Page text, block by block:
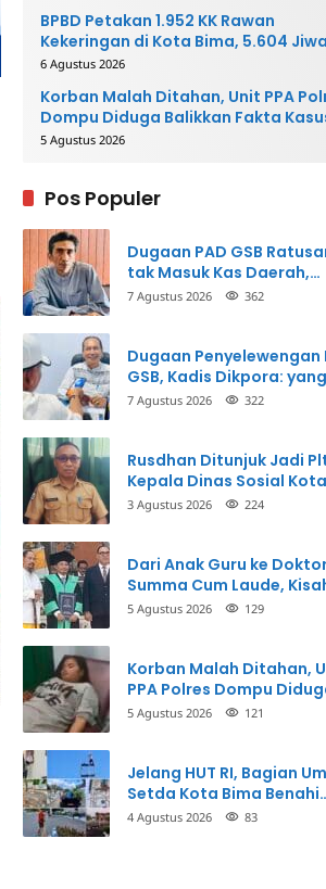
BPBD Petakan 1.952 KK Rawan
Kekeringan di Kota Bima, 5.604 Jiwa
Berpotensi Terdampak
6 Agustus 2026
Korban Malah Ditahan, Unit PPA
Dompu Diduga Balikkan Fakta
Penganiayaan
5 Agustus 2026
Pos Populer
Dugaan PAD GSB
tak Masuk Kas Daerah,
Inspektorat Panggil Pihak
7 Agustus 2026 362
Dugaan Penyelewengan
GSB, Kadis Dikpora: yang
Bersangkutan Akui
7 Agustus 2026 322
Rusdhan Ditunjuk Jadi
Kepala Dinas Sosial
3 Agustus 2026 224
Dari Anak Guru ke
Summa Cum Laude,
Taman Firdaus
5 Agustus 2026 129
Korban Malah Ditahan,
PPA Polres Dompu
Balikkan Fakta Kasus
5 Agustus 2026 121
Jelang HUT RI, Bagian
Setda Kota Bima Benahi
Kantor Pemkot
4 Agustus 2026 83